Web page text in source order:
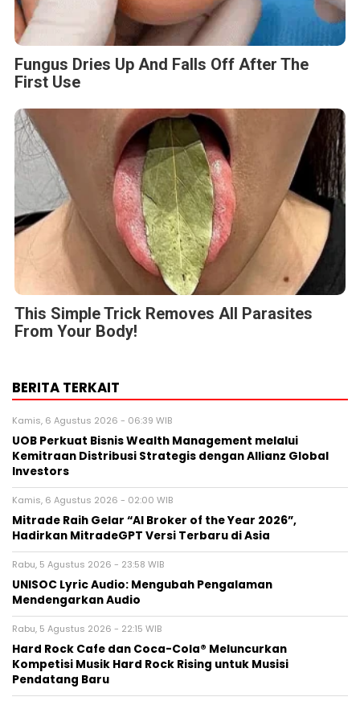
Fungus Dries Up And Falls Off After The
First Use
This Simple Trick Removes All Parasites
From Your Body!
BERITA TERKAIT
Kamis, 6 Agustus 2026 - 06:39 WIB
UOB Perkuat Bisnis Wealth Management melalui
Kemitraan Distribusi Strategis dengan Allianz Global
Investors
Kamis, 6 Agustus 2026 - 02:00 WIB
Mitrade Raih Gelar “AI Broker of the Year 2026”,
Hadirkan MitradeGPT Versi Terbaru di Asia
Rabu, 5 Agustus 2026 - 23:58 WIB
UNISOC Lyric Audio: Mengubah Pengalaman
Mendengarkan Audio
Rabu, 5 Agustus 2026 - 22:15 WIB
Hard Rock Cafe dan Coca-Cola® Meluncurkan
Kompetisi Musik Hard Rock Rising untuk Musisi
Pendatang Baru